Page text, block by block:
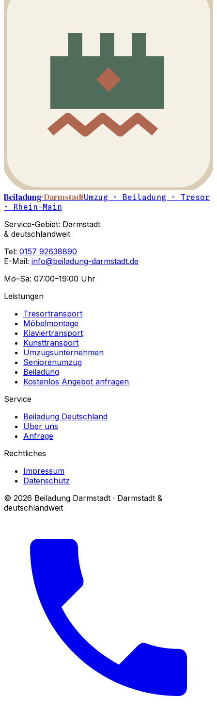
Beiladung·DarmstadtUmzug · Beiladung · Tresor
· Rhein-Main
Service-Gebiet: Darmstadt
& deutschlandweit
Tel: 0157 92638890
E-Mail: info@beiladung-darmstadt.de
Mo–Sa: 07:00–19:00 Uhr
Leistungen
Tresortransport
Möbelmontage
Klaviertransport
Kunsttransport
Umzugsunternehmen
Seniorenumzug
Beiladung
Kostenlos Angebot anfragen
Service
Beiladung Deutschland
Über uns
Anfrage
Rechtliches
Impressum
Datenschutz
© 2026 Beiladung Darmstadt · Darmstadt &
deutschlandweit